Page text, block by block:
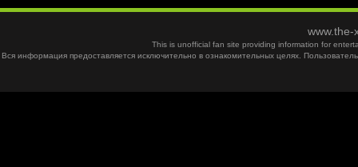
This is unofficial fan site providing information for
Вся информация предоставляется исключительно в ознакомительных целях.